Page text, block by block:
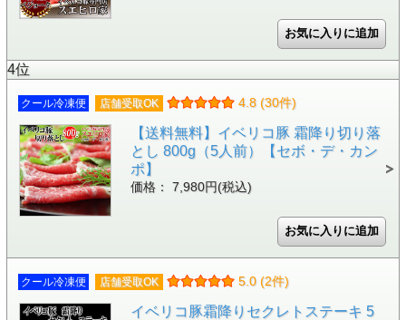
4位
クール冷凍便 店舗受取OK 4.8 (30件)
【送料無料】イベリコ豚 霜降り切り落
とし 800g（5人前）【セボ・デ・カン
ポ】
価格： 7,980円(税込)
クール冷凍便 店舗受取OK 5.0 (2件)
イベリコ豚霜降りセクレトステーキ 5